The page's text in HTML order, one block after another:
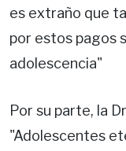
es extraño que
por estos pagos
adolescencia"
Por su parte, la
"Adolescentes